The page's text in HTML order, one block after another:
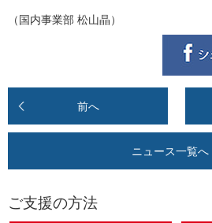
（国内事業部 松山晶）
前へ
ニュース一覧へ
ご支援の方法